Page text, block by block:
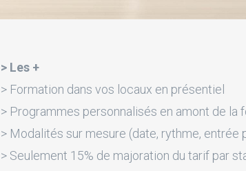
> Les +
> Formation dans vos locaux en présentiel
> Programmes personnalisés en amont de la
> Modalités sur mesure (date, rythme, entrée
> Seulement 15% de majoration du tarif par